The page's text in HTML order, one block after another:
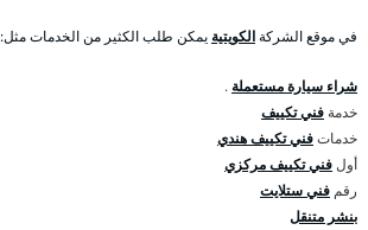
في موقع الشركةالكويتية يمكن طلب الكثير من الخدمات مثل:
شراء سيارة مستعملة .
خدمة فني تكييف
خدماتفني تكييف هندي
أولفني تكييف مركزي
رقم فني ستلايت
بنشر متنقل